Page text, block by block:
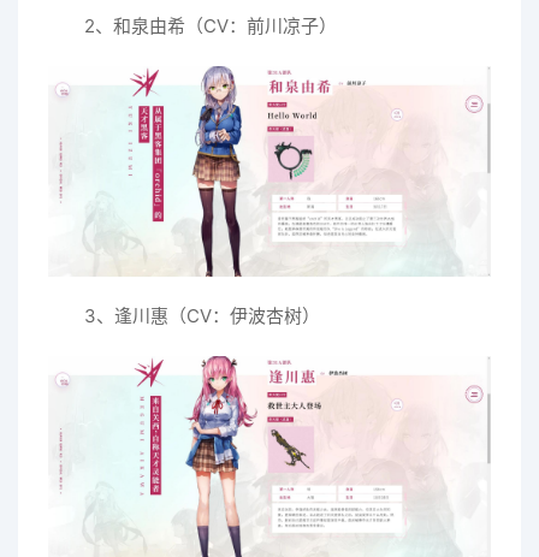
2、和泉由希（CV：前川凉子）
3、逢川惠（CV：伊波杏树）